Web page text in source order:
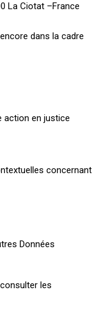
La Ciotat –France
dans la cadre
action en justice
concernant
Données
les